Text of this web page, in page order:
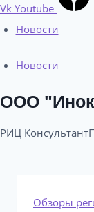
Vk Youtube
Новости
Новости
ООО
РИЦ
Обзоры